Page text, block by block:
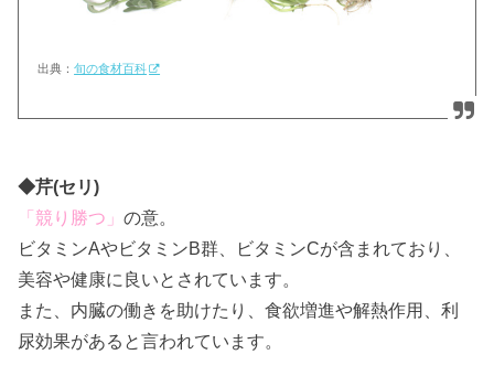
出典：旬の食材百科
◆芹(セリ)
「競り勝つ」の意。
ビタミンAやビタミンB群、ビタミンCが含まれており、
美容や健康に良いとされています。
また、内臓の働きを助けたり、食欲増進や解熱作用、利
尿効果があると言われています。